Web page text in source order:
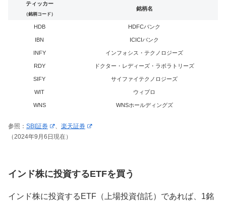
ティッカー
（銘柄コード）
銘柄名
HDB HDFCバンク
IBN ICICIバンク
INFY インフォシス・テクノロジーズ
RDY ドクター・レディーズ・ラボラトリーズ
SIFY サイファイテクノロジーズ
WIT ウィプロ
WNS WNSホールディングズ
参照： SBI証券 、 楽天証券
（2024年9月6日現在）
インド株に投資するETFを買う
インド株に投資するETF（上場投資信託）であれば、1銘